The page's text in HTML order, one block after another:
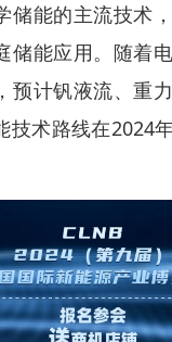
储能的主流技术
储能应用。随着
预计钒液流、重
技术路线在2024